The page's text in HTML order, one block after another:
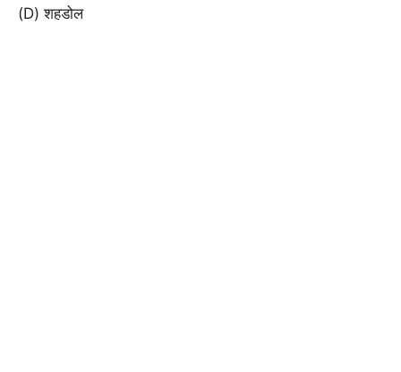
(D) शहडोल